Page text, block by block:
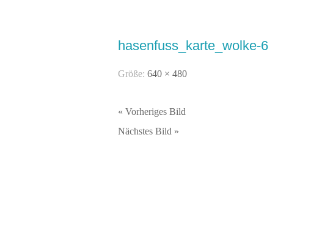
hasenfuss_karte_wolke-6
Größe:640 × 480
« Vorheriges Bild
Nächstes Bild »